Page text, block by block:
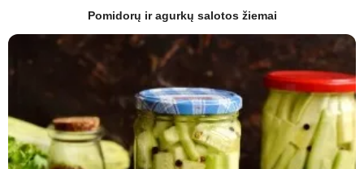
Pomidorų ir agurkų salotos žiemai